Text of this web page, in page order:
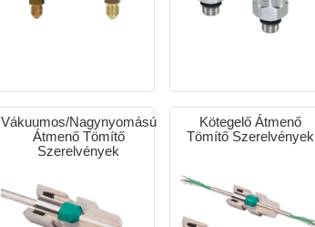
Vákuumos/Nagynyomású
Átmenő Tömítő
Szerelvények
Kötegelő Átmenő
Tömítő Szerelvények